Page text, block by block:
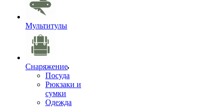
Мультитулы
Снаряжение
Посуда
Рюкзаки и
сумки
Одежда